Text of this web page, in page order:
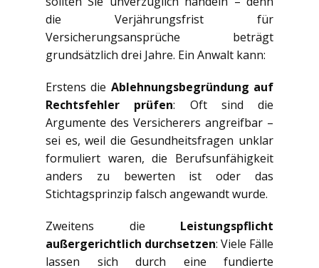
die Verjährungsfrist für
Versicherungsansprüche beträgt
grundsätzlich drei Jahre. Ein Anwalt kann:
Erstens die Ablehnungsbegründung auf
Rechtsfehler prüfen: Oft sind die
Argumente des Versicherers angreifbar –
sei es, weil die Gesundheitsfragen unklar
formuliert waren, die Berufsunfähigkeit
anders zu bewerten ist oder das
Stichtagsprinzip falsch angewandt wurde.
Zweitens die Leistungspflicht
außergerichtlich durchsetzen: Viele Fälle
lassen sich durch eine fundierte